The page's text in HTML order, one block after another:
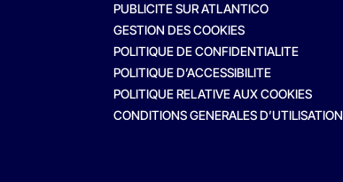
PUBLICITE SUR ATLANTICO
GESTION DES COOKIES
POLITIQUE DE CONFIDENTIALITE
POLITIQUE D’ACCESSIBILITE
POLITIQUE RELATIVE AUX COOKIES
CONDITIONS GENERALES D’UTILISATION